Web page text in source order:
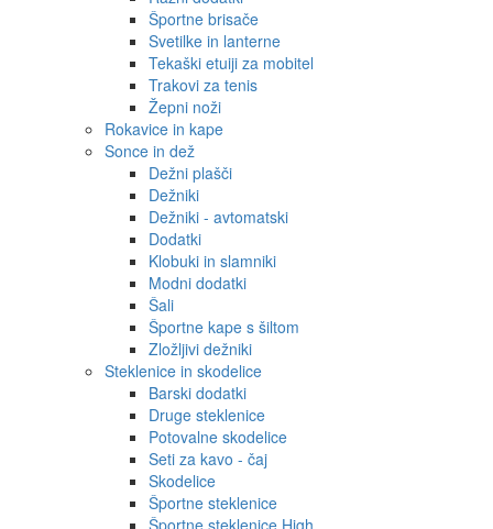
Športne brisače
Svetilke in lanterne
Tekaški etuiji za mobitel
Trakovi za tenis
Žepni noži
Rokavice in kape
Sonce in dež
Dežni plašči
Dežniki
Dežniki - avtomatski
Dodatki
Klobuki in slamniki
Modni dodatki
Šali
Športne kape s šiltom
Zložljivi dežniki
Steklenice in skodelice
Barski dodatki
Druge steklenice
Potovalne skodelice
Seti za kavo - čaj
Skodelice
Športne steklenice
Športne steklenice High